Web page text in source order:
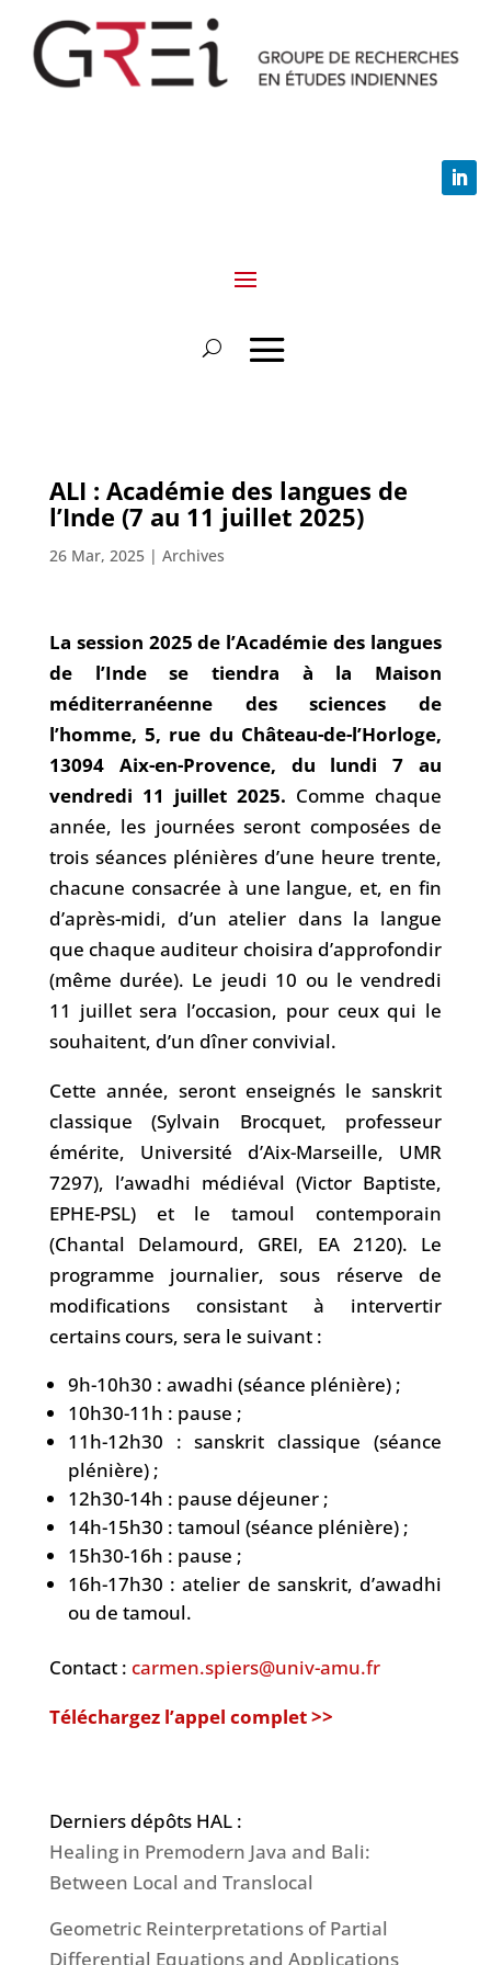
ALI : Académie des langues de
l’Inde (7 au 11 juillet 2025)
26 Mar, 2025| Archives
La session 2025 de l’Académie des langues
de l’Inde se tiendra à la Maison
méditerranéenne des sciences de
l’homme, 5, rue du Château-de-l’Horloge,
13094 Aix-en-Provence, du lundi 7 au
vendredi 11 juillet 2025. Comme chaque
année, les journées seront composées de
trois séances plénières d’une heure trente,
chacune consacrée à une langue, et, en fin
d’après-midi, d’un atelier dans la langue
que chaque auditeur choisira d’approfondir
(même durée). Le jeudi 10 ou le vendredi
11 juillet sera l’occasion, pour ceux qui le
souhaitent, d’un dîner convivial.
Cette année, seront enseignés le sanskrit
classique (Sylvain Brocquet, professeur
émérite, Université d’Aix-Marseille, UMR
7297), l’awadhi médiéval (Victor Baptiste,
EPHE-PSL) et le tamoul contemporain
(Chantal Delamourd, GREI, EA 2120). Le
programme journalier, sous réserve de
modifications consistant à intervertir
certains cours, sera le suivant :
9h-10h30 : awadhi (séance plénière) ;
10h30-11h : pause ;
11h-12h30 : sanskrit classique (séance
plénière) ;
12h30-14h : pause déjeuner ;
14h-15h30 : tamoul (séance plénière) ;
15h30-16h : pause ;
16h-17h30 : atelier de sanskrit, d’awadhi
ou de tamoul.
Contact : carmen.spiers@univ-amu.fr
Téléchargez l’appel complet >>
Derniers dépôts HAL :
Healing in Premodern Java and Bali:
Between Local and Translocal
Geometric Reinterpretations of Partial
Differential Equations and Applications